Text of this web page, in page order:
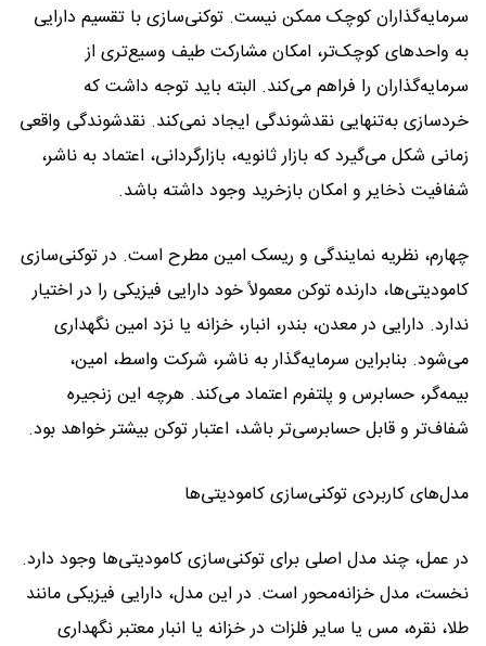
سرمایه‌گذاران کوچک ممکن نیست. توکنی‌سازی با تقسیم دارایی
به واحدهای کوچک‌تر، امکان مشارکت طیف وسیع‌تری از
سرمایه‌گذاران را فراهم می‌کند. البته باید توجه داشت که
خردسازی به‌تنهایی نقدشوندگی ایجاد نمی‌کند. نقدشوندگی واقعی
زمانی شکل می‌گیرد که بازار ثانویه، بازارگردانی، اعتماد به ناشر،
شفافیت ذخایر و امکان بازخرید وجود داشته باشد.
چهارم، نظریه نمایندگی و ریسک امین مطرح است. در توکنی‌سازی
کامودیتی‌ها، دارنده توکن معمولاً خود دارایی فیزیکی را در اختیار
ندارد. دارایی در معدن، بندر، انبار، خزانه یا نزد امین نگهداری
می‌شود. بنابراین سرمایه‌گذار به ناشر، شرکت واسط، امین،
بیمه‌گر، حسابرس و پلتفرم اعتماد می‌کند. هرچه این زنجیره
شفاف‌تر و قابل حسابرسی‌تر باشد، اعتبار توکن بیشتر خواهد بود.
مدل‌های کاربردی توکنی‌سازی کامودیتی‌ها
در عمل، چند مدل اصلی برای توکنی‌سازی کامودیتی‌ها وجود دارد.
نخست، مدل خزانه‌محور است. در این مدل، دارایی فیزیکی مانند
طلا، نقره، مس یا سایر فلزات در خزانه یا انبار معتبر نگهداری